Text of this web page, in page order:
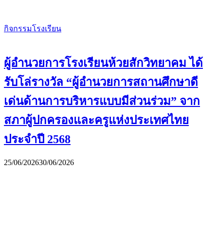
กิจกรรมโรงเรียน
ผู้อำนวยการโรงเรียนห้วยสักวิทยาคม ได้
รับโล่รางวัล “ผู้อำนวยการสถานศึกษาดี
เด่นด้านการบริหารแบบมีส่วนร่วม” จาก
สภาผู้ปกครองและครูแห่งประเทศไทย
ประจำปี 2568
25/06/202630/06/2026